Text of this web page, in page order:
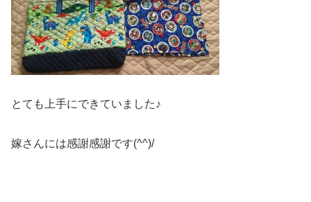
とても上手にできていました♪
嫁さんには感謝感謝です(^^)/